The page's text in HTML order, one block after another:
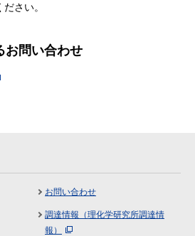
さい。
お問い合わせ
お問い合わせ
調達情報（理化学研究所調達情
報）